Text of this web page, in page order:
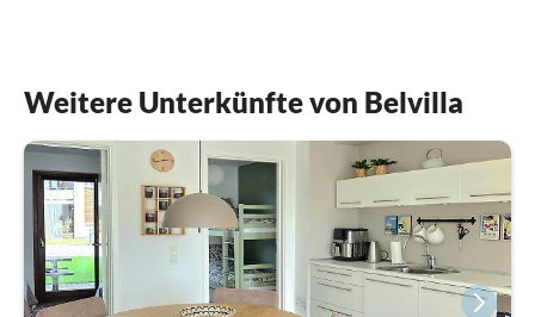
Weitere Unterkünfte von Belvilla